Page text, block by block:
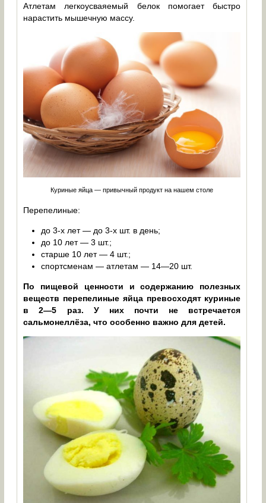
Атлетам легкоусваяемый белок помогает быстро
нарастить мышечную массу.
Куриные яйца — привычный продукт на нашем столе
Перепелиные:
до 3-х лет — до 3-х шт. в день;
до 10 лет — 3 шт.;
старше 10 лет — 4 шт.;
спортсменам — атлетам — 14—20 шт.
По пищевой ценности и содержанию полезных
веществ перепелиные яйца превосходят куриные
в 2—5 раз. У них почти не встречается
сальмонеллёза, что особенно важно для детей.